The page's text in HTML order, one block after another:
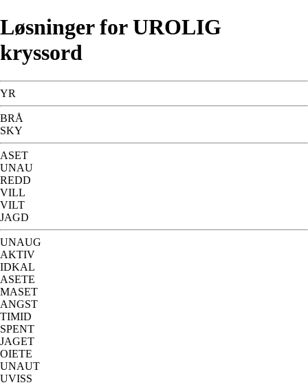
Løsninger for UROLIG
kryssord
YR
BRÅ
SKY
ASET
UNAU
REDD
VILL
VILT
JAGD
UNAUG
AKTIV
IDKAL
ASETE
MASET
ANGST
TIMID
SPENT
JAGET
OIETE
UNAUT
UVISS